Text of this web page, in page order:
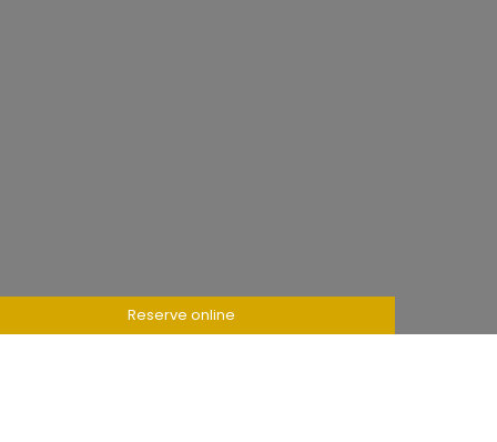
Reserve online